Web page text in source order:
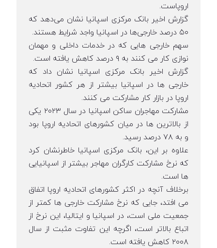
اروپاست.
گزارش اخیر بانک مرکزی اسپانیا نشان می‌دهد که
۵۰ درصد خارجی‌ها در اسپانیا واجد شرایط هستند.
سهم خارجی هایی که در خدمات داخلی و مهمان
نوازی کار می کنند به ۹ درصد کاهش یافته است.
گزارش اخیر بانک مرکزی اسپانیا نشان داد که
خارجی ها در اسپانیا بیشتر از هر کشور اتحادیه
اروپا در بازار کار مشارکت می کنند.
مشارکت مهاجران ساکن اسپانیا در سال ۲۰۲۳ یکی
از بالاترین ها در میان کشورهای اتحادیه اروپا بود
و به ۷۸ درصد رسید.
علاوه بر این، بانک مرکزی اسپانیا خاطرنشان کرد
که نرخ مشارکت کارگران مهاجر بیشتر از اسپانیایی
ها است.
برخلاف آنچه در اکثر کشورهای اتحادیه اروپا اتفاق
می افتد، جایی که نرخ مشارکت خارجی ها کمتر از
جمعیت ملی است، در اسپانیا و ایتالیا، این نرخ از
اتباع بالاتر است، اگرچه این تفاوت مثبت از سال
۲۰۰۸ کاهش یافته است.